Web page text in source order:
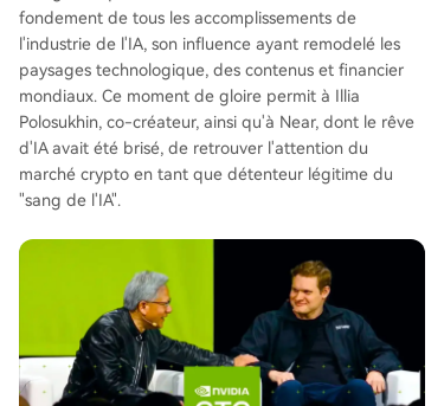
fondement de tous les accomplissements de
l'industrie de l'IA, son influence ayant remodelé les
paysages technologique, des contenus et financier
mondiaux. Ce moment de gloire permit à Illia
Polosukhin, co-créateur, ainsi qu'à Near, dont le rêve
d'IA avait été brisé, de retrouver l'attention du
marché crypto en tant que détenteur légitime du
"sang de l'IA".